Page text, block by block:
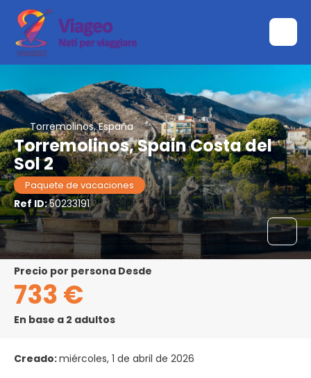
Torremolinos, España
Torremolinos, Spain Costa del
Sol 2
Paquete de vacaciones
Ref ID:50233191
precio por persona Desde
733 €
En base a 2 adultos
Creado:miércoles, 1 de abril de 2026